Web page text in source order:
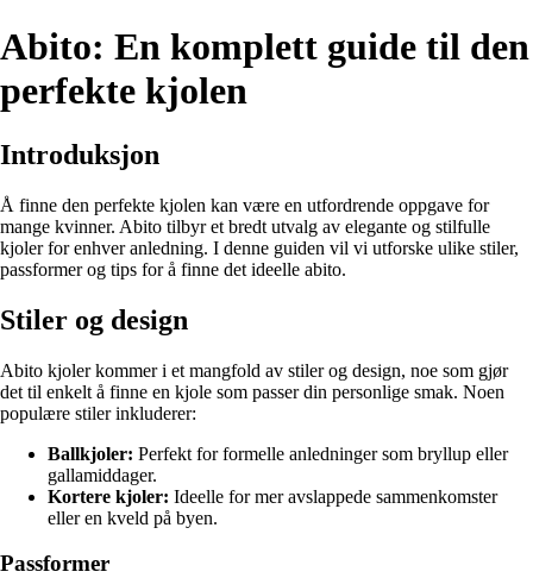
Abito: En komplett guide til den
perfekte kjolen
Introduksjon
Å finne den perfekte kjolen kan være en utfordrende oppgave for
mange kvinner. Abito tilbyr et bredt utvalg av elegante og stilfulle
kjoler for enhver anledning. I denne guiden vil vi utforske ulike stiler,
passformer og tips for å finne det ideelle abito.
Stiler og design
Abito kjoler kommer i et mangfold av stiler og design, noe som gjør
det til enkelt å finne en kjole som passer din personlige smak. Noen
populære stiler inkluderer:
Ballkjoler: Perfekt for formelle anledninger som bryllup eller
gallamiddager.
Kortere kjoler: Ideelle for mer avslappede sammenkomster
eller en kveld på byen.
Passformer